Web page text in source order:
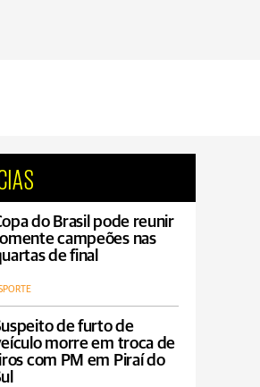
do Brasil pode reunir
campeões nas
de final
de furto de
morre em troca de
com PM em Piraí do